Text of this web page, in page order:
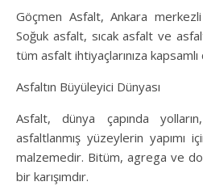
Göçmen Asfalt, Ankara
Soğuk asfalt, sıcak asfalt ve
tüm asfalt ihtiyaçlarınıza
Asfaltın Büyüleyici Dünyası
Asfalt, dünya çapında
asfaltlanmış yüzeylerin yapımı
malzemedir. Bitüm, agrega ve
bir karışımdır.